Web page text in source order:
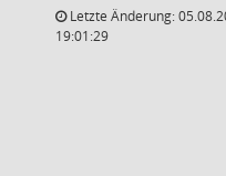
Letzte Änderung:
19:01:29